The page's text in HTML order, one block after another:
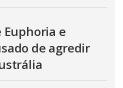
Euphoria e
de agredir